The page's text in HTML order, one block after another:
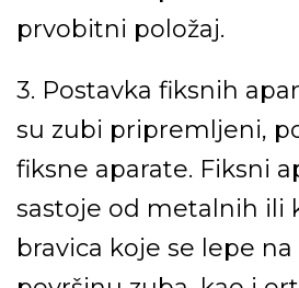
prvobitni položaj.
3. Postavka fiksnih
su zubi pripremljeni,
fiksne aparate. Fiksni
sastoje od metalnih ili
bravica koje se lepe